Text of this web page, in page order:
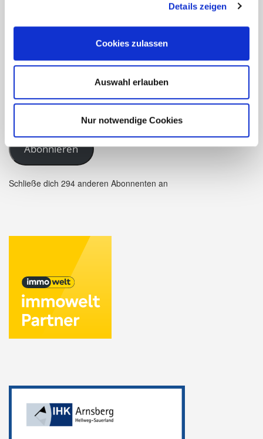
Details zeigen
Cookies zulassen
Auswahl erlauben
Nur notwendige Cookies
Geben Sie hier Ihre Email-Adresse an, um unser
Webangebot zu abonnieren und Benachrichtigungen über
Abonnieren
Schließe dich 294 anderen Abonnenten an